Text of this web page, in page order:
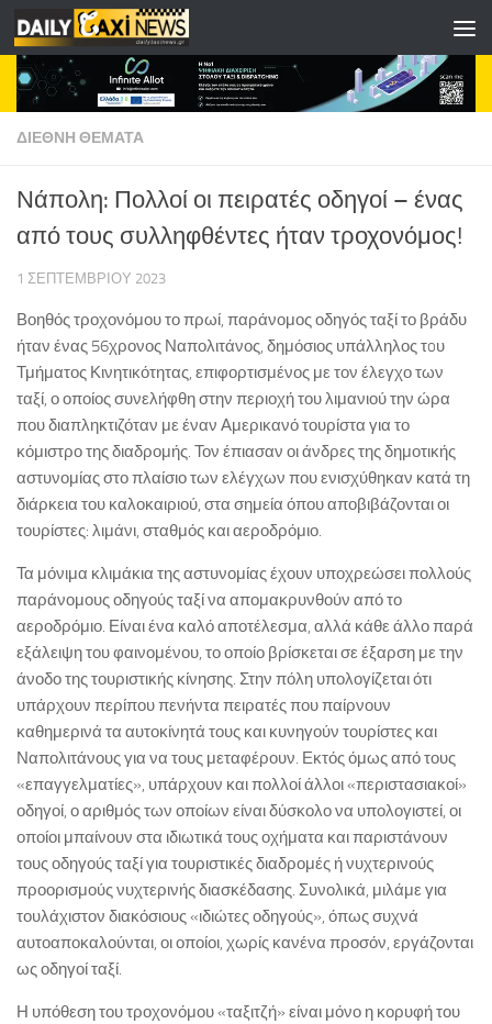
Skip to content
ΔΙΕΘΝΗ ΘΕΜΑΤΑ
Νάπολη: Πολλοί οι πειρατές οδηγοί – ένας
από τους συλληφθέντες ήταν τροχονόμος!
1 ΣΕΠΤΕΜΒΡΊΟΥ 2023
Βοηθός τροχονόμου το πρωί, παράνομος οδηγός ταξί το βράδυ
ήταν ένας 56χρονος Ναπολιτάνος, δημόσιος υπάλληλος τoυ
Τμήματος Κινητικότητας, επιφορτισμένος με τον έλεγχο των
ταξί, ο οποίος συνελήφθη στην περιοχή του λιμανιού την ώρα
που διαπληκτιζόταν με έναν Αμερικανό τουρίστα για το
κόμιστρο της διαδρομής. Τον έπιασαν οι άνδρες της δημοτικής
αστυνομίας στο πλαίσιο των ελέγχων που ενισχύθηκαν κατά τη
διάρκεια του καλοκαιριού, στα σημεία όπου αποβιβάζονται οι
τουρίστες: λιμάνι, σταθμός και αεροδρόμιο.
Τα μόνιμα κλιμάκια της αστυνομίας έχουν υποχρεώσει πολλούς
παράνομους οδηγούς ταξί να απομακρυνθούν από το
αεροδρόμιο. Είναι ένα καλό αποτέλεσμα, αλλά κάθε άλλο παρά
εξάλειψη του φαινομένου, το οποίο βρίσκεται σε έξαρση με την
άνοδο της τουριστικής κίνησης. Στην πόλη υπολογίζεται ότι
υπάρχουν περίπου πενήντα πειρατές που παίρνουν
καθημερινά τα αυτοκίνητά τους και κυνηγούν τουρίστες και
Ναπολιτάνους για να τους μεταφέρουν. Εκτός όμως από τους
«επαγγελματίες», υπάρχουν και πολλοί άλλοι «περιστασιακοί»
οδηγοί, ο αριθμός των οποίων είναι δύσκολο να υπολογιστεί, οι
οποίοι μπαίνουν στα ιδιωτικά τους οχήματα και παριστάνουν
τους οδηγούς ταξί για τουριστικές διαδρομές ή νυχτερινούς
προορισμούς νυχτερινής διασκέδασης. Συνολικά, μιλάμε για
τουλάχιστον διακόσιους «ιδιώτες οδηγούς», όπως συχνά
αυτοαποκαλούνται, οι οποίοι, χωρίς κανένα προσόν, εργάζονται
ως οδηγοί ταξί.
Η υπόθεση του τροχονόμου «ταξιτζή» είναι μόνο η κορυφή του